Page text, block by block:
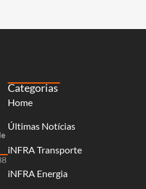
Categorias
Home
Últimas Notícias
iNFRA Transporte
iNFRA Energia